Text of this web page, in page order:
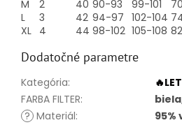
M
2 40 90-93 99-101
L
3 42 94-97 102-104
XL 4 44 98-102 105-108
Dodatočné parametre
Kategória:
FARBA FILTER:
? Materiál:
95%